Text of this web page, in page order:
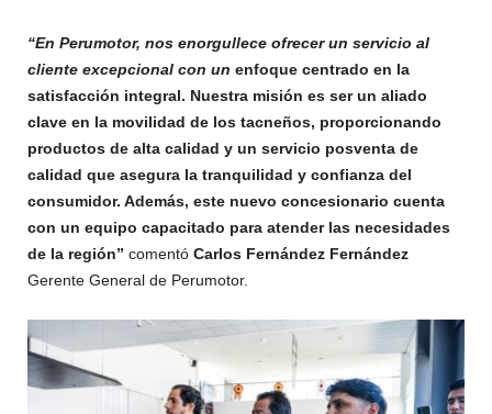
“En Perumotor, nos enorgullece ofrecer un servicio al
cliente excepcional con un enfoque centrado en la
satisfacción integral. Nuestra misión es ser un aliado
clave en la movilidad de los tacneños, proporcionando
productos de alta calidad y un servicio posventa de
calidad que asegura la tranquilidad y confianza del
consumidor. Además, este nuevo concesionario cuenta
con un equipo capacitado para atender las necesidades
de la región” comentó Carlos Fernández Fernández
Gerente General de Perumotor.